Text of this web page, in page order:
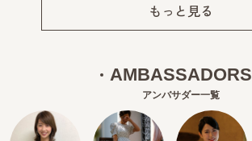
もっと見る
AMBASSADORS
アンバサダー一覧